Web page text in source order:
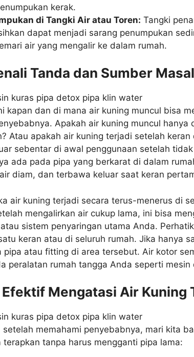
kerak.
di Tangki Air atau Toren: Tangki
dapat menjadi sarang penumpukan
air yang mengalir ke dalam rumah.
Tanda dan Sumber
kapan dan di mana air kuning muncul bisa
Apakah air kuning muncul
Atau apakah air kuning terjadi setelah
sebentar di awal penggunaan setelah
ada pada pipa yang berkarat di dalam
diam, dan terbawa keluar saat keran
air kuning terjadi secara terus-menerus di
mengalirkan air cukup lama, ini bisa
sistem penyaringan utama Anda.
keran atau di seluruh rumah. Jika hanya
pipa atau fitting di area tersebut. Air kotor
peralatan rumah tangga Anda seperti mesin
Mengatasi Air Kuning
setelah memahami penyebabnya, mari kita
terapkan tanpa harus mengganti pipa lama: